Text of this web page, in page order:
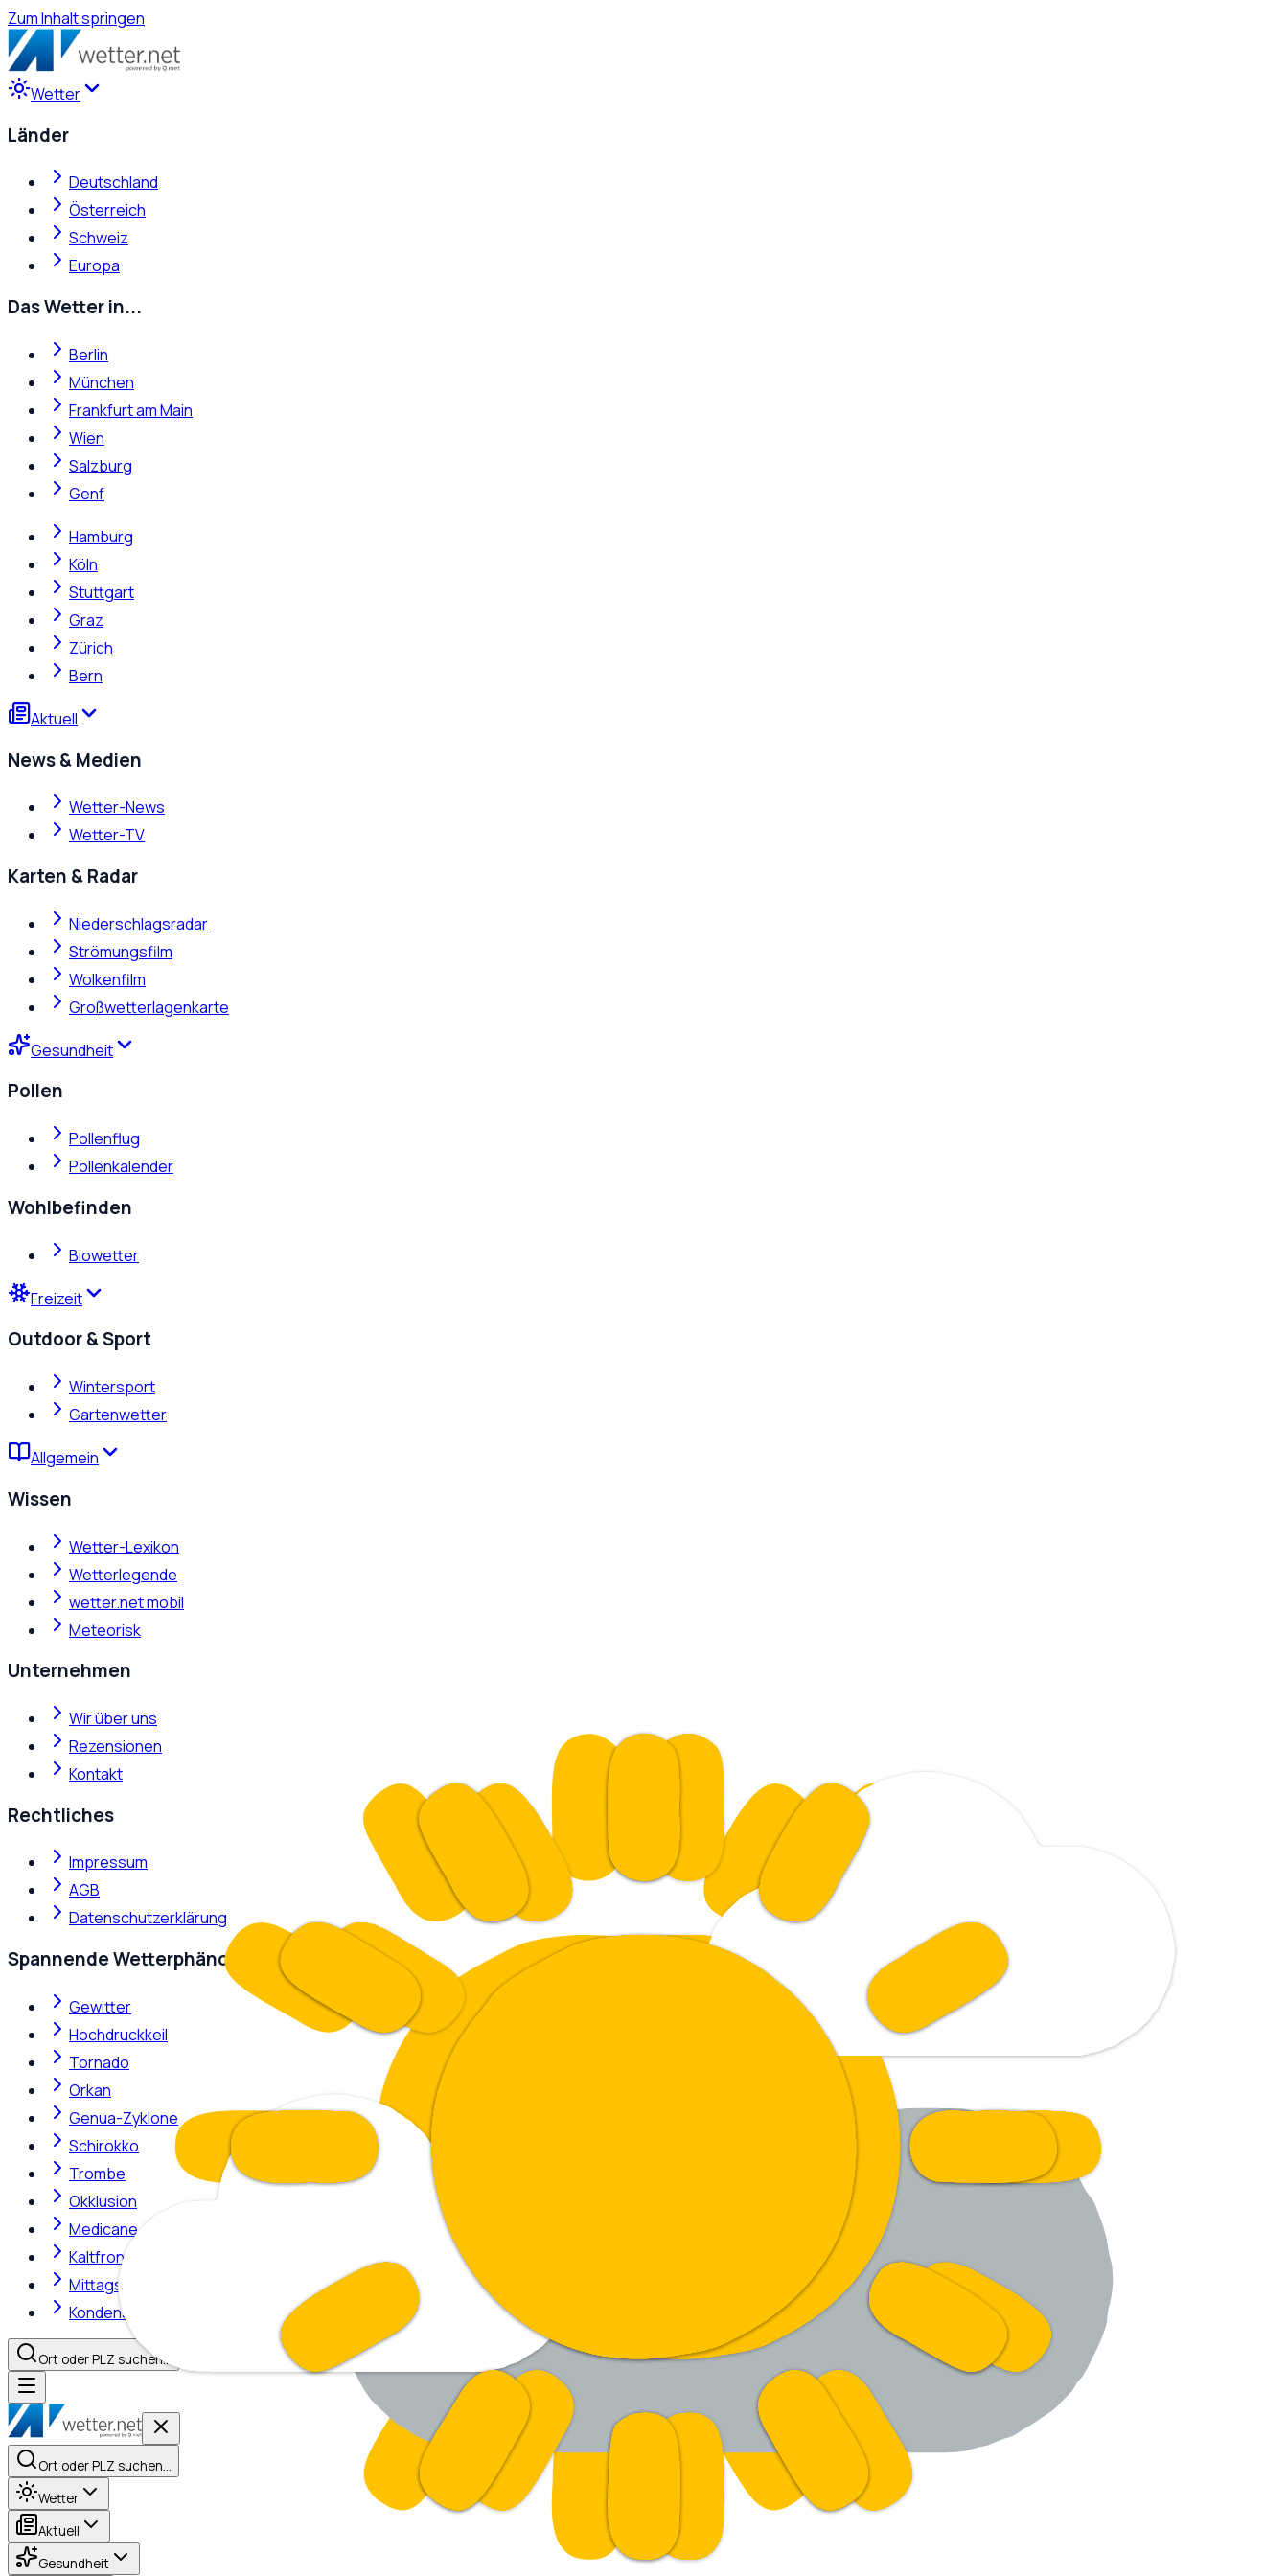
Zum Inhalt springen
Wetter
Länder
Deutschland
Österreich
Schweiz
Europa
Das Wetter in...
Berlin
München
Frankfurt am Main
Wien
Salzburg
Genf
Hamburg
Köln
Stuttgart
Graz
Zürich
Bern
Aktuell
News & Medien
Wetter-News
Wetter-TV
Karten & Radar
Niederschlagsradar
Strömungsfilm
Wolkenfilm
Großwetterlagenkarte
Gesundheit
Pollen
Pollenflug
Pollenkalender
Wohlbefinden
Biowetter
Freizeit
Outdoor & Sport
Wintersport
Gartenwetter
Allgemein
Wissen
Wetter-Lexikon
Wetterlegende
wetter.net mobil
Meteorisk
Unternehmen
Wir über uns
Rezensionen
Kontakt
Rechtliches
Impressum
AGB
Datenschutzerklärung
Spannende Wetterphänomene
Gewitter
Hochdruckkeil
Tornado
Orkan
Genua-Zyklone
Schirokko
Trombe
Okklusion
Medicane
Kaltfront
Mittagshitze
Kondensstreifen
Ort oder PLZ suchen…
Ort oder PLZ suchen…
Wetter
Aktuell
Gesundheit